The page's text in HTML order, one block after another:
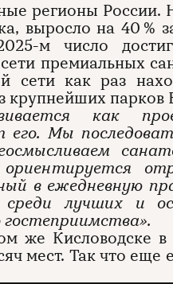
регионы России.
выросло на 40 %
м число
премиальных
сети как раз
крупнейших парков
как
Мы
в ежедневную
лучших и
гостеприимства».
же Кисловодске
мест. Так что еще